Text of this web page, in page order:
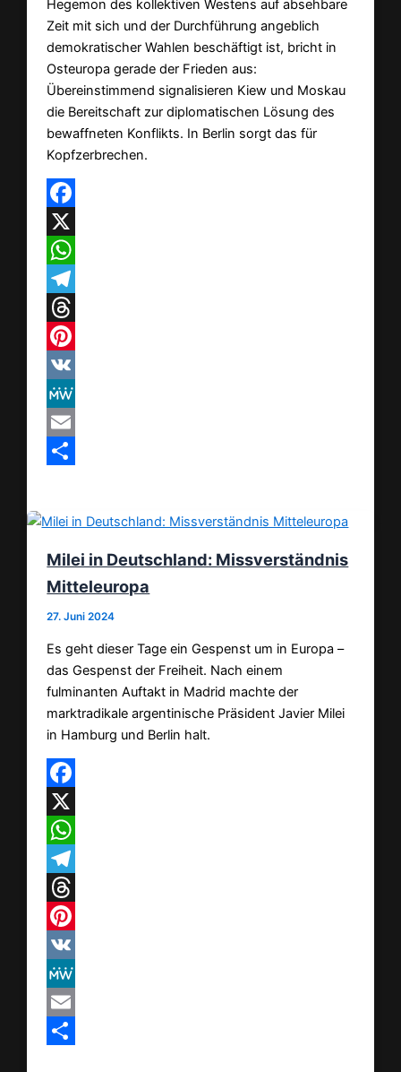
Hegemon des kollektiven Westens auf absehbare
Zeit mit sich und der Durchführung angeblich
demokratischer Wahlen beschäftigt ist, bricht in
Osteuropa gerade der Frieden aus:
Übereinstimmend signalisieren Kiew und Moskau
die Bereitschaft zur diplomatischen Lösung des
bewaffneten Konflikts. In Berlin sorgt das für
Kopfzerbrechen.
Facebook
X
WhatsApp
Telegram
Threads
Pinterest
VK
MeWe
Email
Milei in Deutschland: Missverständnis
Mitteleuropa
27. Juni 2024
Es geht dieser Tage ein Gespenst um in Europa –
das Gespenst der Freiheit. Nach einem
fulminanten Auftakt in Madrid machte der
marktradikale argentinische Präsident Javier Milei
in Hamburg und Berlin halt.
Facebook
X
WhatsApp
Telegram
Threads
Pinterest
VK
MeWe
Email